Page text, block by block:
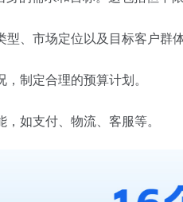
、市场定位以及目标客户群体
制定合理的预算计划。
如支付、物流、客服等。